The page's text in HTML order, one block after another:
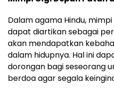
Dalam agama Hindu,
dapat diartikan sebagai
akan mendapatkan
dalam hidupnya. Hal ini
dorongan bagi seseorang
berdoa agar segala